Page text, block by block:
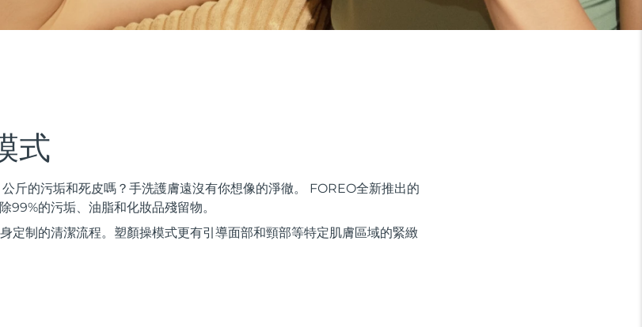
式
斤的污垢和死皮嗎？手洗護膚遠沒有你想像的淨徹。 FOREO全新推出的
99%的污垢、油脂和化妝品殘留物。
定制的清潔流程。塑顏操模式更有引導面部和頸部等特定肌膚區域的緊緻